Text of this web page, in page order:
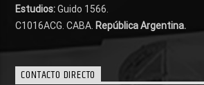
Estudios:Guido 1566.
C1016ACG . CABA. República Argentina.
CONTACTO DIRECTO